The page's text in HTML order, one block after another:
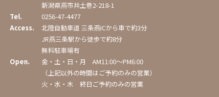
新潟県燕市井土巻2-218-1
Tel.
0256-47-4477
Access.
北陸自動車道 三条燕ICから車で約3分
JR燕三条駅から徒歩で約8分
無料駐車場有
Open.
金・土・日・月 AM11:00〜PM6:00
（上記以外の時間はご予約のみの営業）
火・水・木 終日ご予約のみの営業